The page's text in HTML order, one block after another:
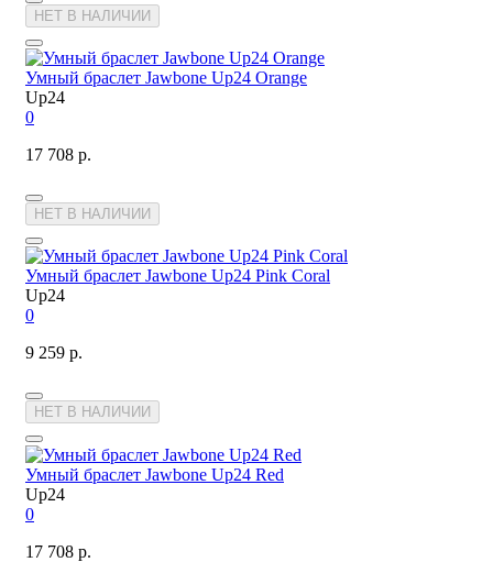
НЕТ В НАЛИЧИИ
Умный браслет Jawbone Up24 Orange
Up24
0
17 708 р.
НЕТ В НАЛИЧИИ
Умный браслет Jawbone Up24 Pink Coral
Up24
0
9 259 р.
НЕТ В НАЛИЧИИ
Умный браслет Jawbone Up24 Red
Up24
0
17 708 р.